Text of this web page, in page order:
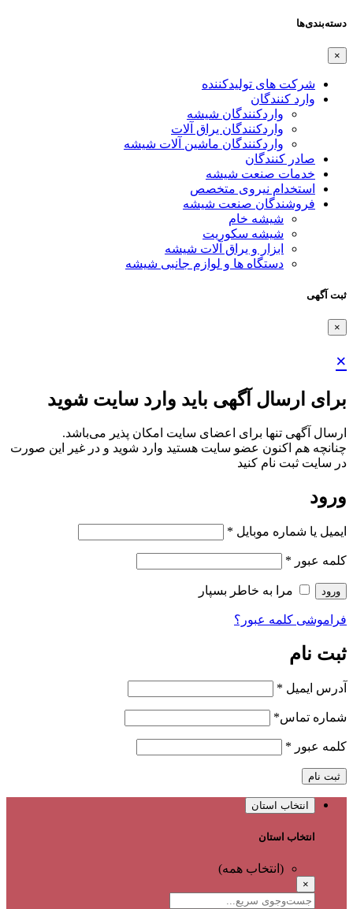
دسته‌بندی‌ها
×
شرکت های تولیدکننده
وارد کنندگان
واردکنندگان شیشه
واردکنندگان یراق آلات
واردکنندگان ماشین آلات شیشه
صادر کنندگان
خدمات صنعت شیشه
استخدام نیروی متخصص
فروشندگان صنعت شیشه
شیشه خام
شیشه سکوریت
ابزار و یراق آلات شیشه
دستگاه ها و لوازم جانبی شیشه
ثبت آگهی
×
×
برای ارسال آگهی باید وارد سایت شوید
ارسال آگهی تنها برای اعضای سایت امکان پذیر می‌باشد.
چنانچه هم‌ اکنون عضو سایت هستید وارد شوید و در غیر این صورت
در سایت ثبت نام کنید
ورود
ایمیل یا شماره موبایل *
کلمه عبور *
ورود مرا به خاطر بسپار
فراموشی کلمه عبور؟
ثبت نام
آدرس ایمیل *
شماره تماس*
کلمه عبور *
ثبت نام
انتخاب استان
انتخاب استان
(انتخاب همه)
×